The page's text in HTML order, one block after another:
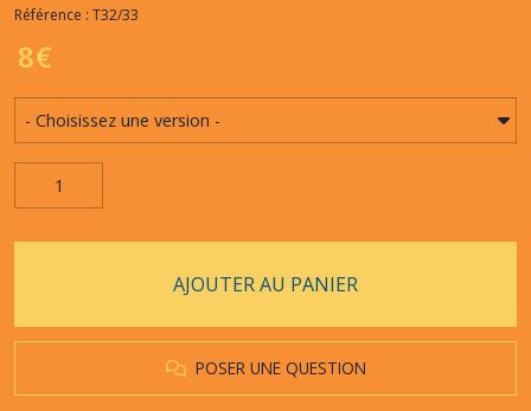
Référence : T32/33
8€
AJOUTER AU PANIER
POSER UNE QUESTION